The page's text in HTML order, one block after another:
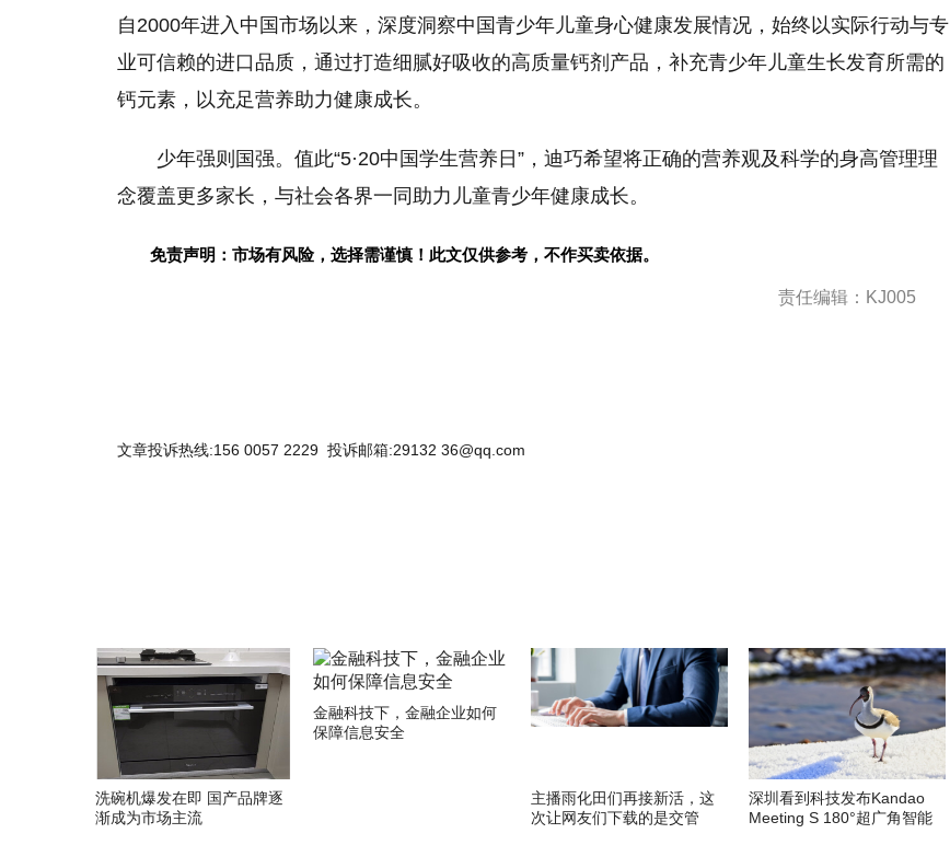
自2000年进入中国市场以来，深度洞察中国青少年儿童身心健康发展情况，始终以实际行动与专
业可信赖的进口品质，通过打造细腻好吸收的高质量钙剂产品，补充青少年儿童生长发育所需的
钙元素，以充足营养助力健康成长。
少年强则国强。值此“5·20中国学生营养日”，迪巧希望将正确的营养观及科学的身高管理理
念覆盖更多家长，与社会各界一同助力儿童青少年健康成长。
免责声明：市场有风险，选择需谨慎！此文仅供参考，不作买卖依据。
责任编辑：KJ005
文章投诉热线:156 0057 2229 投诉邮箱:29132 36@qq.com
洗碗机爆发在即 国产品牌逐
渐成为市场主流
金融科技下，金融企业如何
保障信息安全
主播雨化田们再接新活，这
次让网友们下载的是交管
深圳看到科技发布Kandao
Meeting S 180°超广角智能